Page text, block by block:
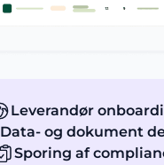
Leverandør
Data- og dokument
Sporing af